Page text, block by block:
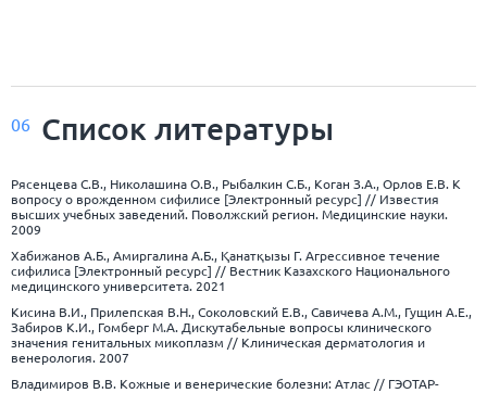
06 Список литературы
Рясенцева С.В., Николашина О.В., Рыбалкин С.Б., Коган З.А., Орлов Е.В. К
вопросу о врожденном сифилисе [Электронный ресурс] // Известия
высших учебных заведений. Поволжский регион. Медицинские науки.
2009
Хабижанов А.Б., Амиргалина А.Б., Қанатқызы Г. Агрессивное течение
сифилиса [Электронный ресурс] // Вестник Казахского Национального
медицинского университета. 2021
Кисина В.И., Прилепская В.Н., Соколовский Е.В., Савичева А.М., Гущин А.Е.,
Забиров К.И., Гомберг М.А. Дискутабельные вопросы клинического
значения генитальных микоплазм // Клиническая дерматология и
венерология. 2007
Владимиров В.В. Кожные и венерические болезни: Атлас // ГЭОТАР-